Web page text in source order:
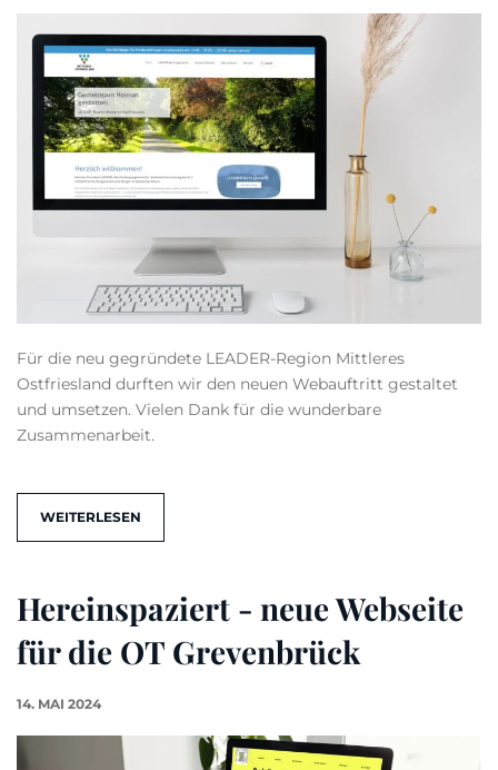
Für die neu gegründete LEADER-Region Mittleres
Ostfriesland durften wir den neuen Webauftritt gestaltet
und umsetzen. Vielen Dank für die wunderbare
Zusammenarbeit.
WEITERLESEN
Hereinspaziert - neue Webseite
für die OT Grevenbrück
14. MAI 2024